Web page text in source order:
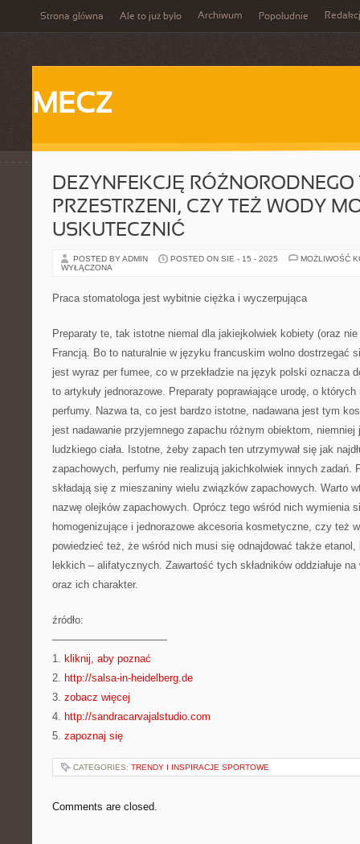
Strona główna Ale to już było Archiwum Popołudnie
MECZ
DEZYNFEKCJĘ RÓŻNORODNEGO
PRZESTRZENI, CZY TEŻ WODY
USKUTECZNIĆ
POSTED BY ADMIN POSTED ON SIE - 15 - 2025
MOŻLIWOŚĆ
WYŁĄCZONA
Praca stomatologa jest wybitnie ciężka i wyczerpująca
Preparaty te, tak istotne niemal dla jakiejkolwiek kobiety (oraz nie
Francją. Bo to naturalnie w języku francuskim wolno dostrzegać
jest wyraz per fumee, co w przekładzie na język polski oznacza
to artykuły jednorazowe. Preparaty poprawiające urodę, o
perfumy. Nazwa ta, co jest bardzo istotne, nadawana jest tym
jest nadawanie przyjemnego zapachu różnym obiektom, niemniej
ludzkiego ciała. Istotne, żeby zapach ten utrzymywał się jak
zapachowych, perfumy nie realizują jakichkolwiek innych zadań.
składają się z mieszaniny wielu związków zapachowych. Warto
nazwę olejków zapachowych. Oprócz tego wśród nich wymienia
homogenizujące i jednorazowe akcesoria kosmetyczne, czy też
powiedzieć też, że wśród nich musi się odnajdować także
lekkich – alifatycznych. Zawartość tych składników oddziałuje
oraz ich charakter.
źródło:
———————————
1. kliknij, aby poznać
2. http://salsa-in-heidelberg.de
3. zobacz więcej
4. http://sandracarvajalstudio.com
5. zapoznaj się
CATEGORIES: TRENDY I INSPIRACJE SPORTOWE
Comments are closed.